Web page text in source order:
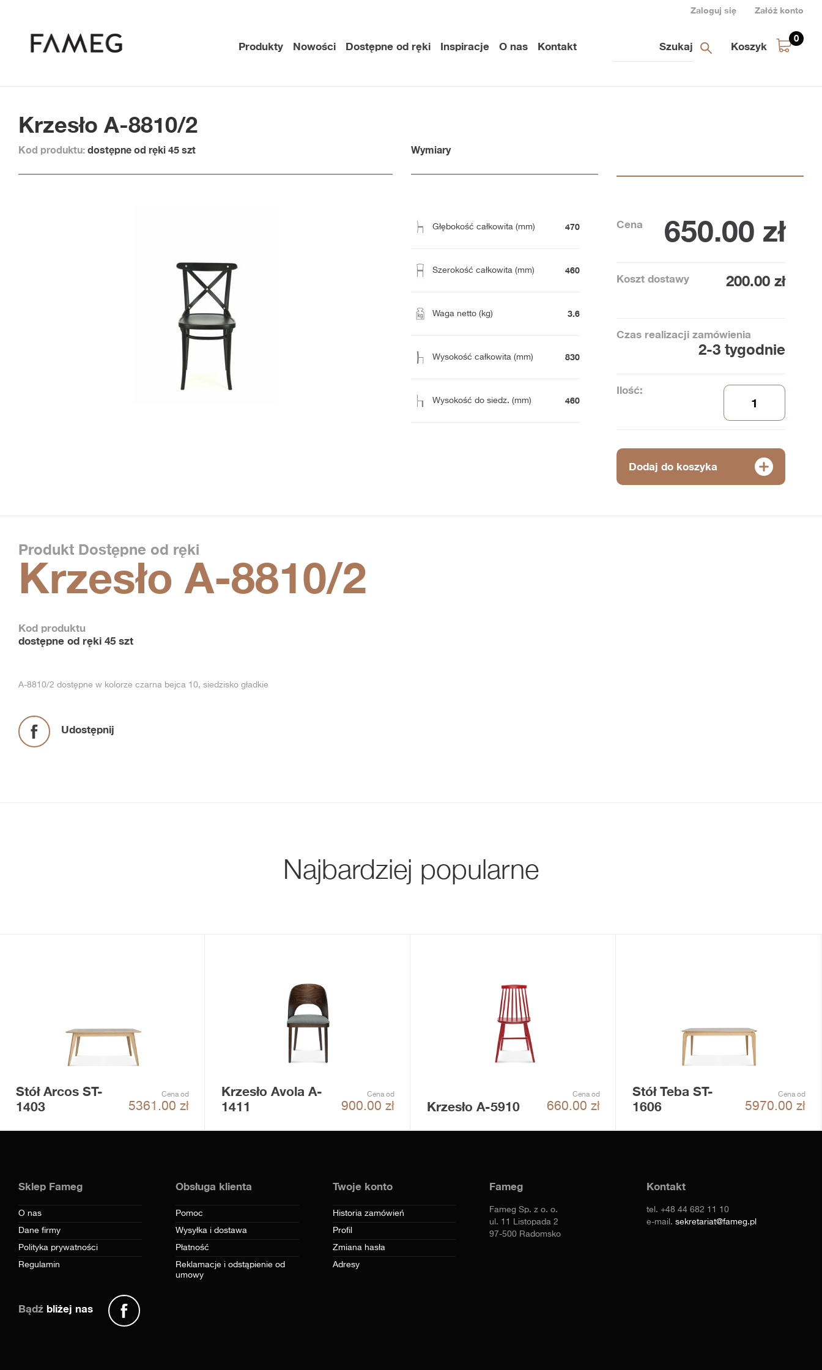
Zaloguj się Załóż konto
Produkty Nowości Dostępne od ręki Inspiracje O nas Kontakt Koszyk
0
Krzesło A-8810/2
Kod produktu: dostępne od ręki 45 szt Wymiary
Głębokość całkowita (mm) 470
Szerokość całkowita (mm) 460
Waga netto (kg) 3.6
Wysokość całkowita (mm) 830
Wysokość do siedz. (mm) 460
Cena 650.00 zł
Koszt dostawy 200.00 zł
Czas realizacji zamówienia
2-3 tygodnie
Ilość:
Dodaj do koszyka
Produkt Dostępne od ręki
Krzesło A-8810/2
Kod produktu
dostępne od ręki 45 szt
A-8810/2 dostępne w kolorze czarna bejca 10, siedzisko gładkie
Udostępnij
Najbardziej popularne
Stół Arcos ST-
1403
Cena od
5361.00 zł
Krzesło Avola A-
1411
Cena od
900.00 zł Krzesło A-5910
Cena od
660.00 zł
Stół Teba ST-
1606
Cena od
5970.00 zł
Sklep Fameg
O nas
Dane firmy
Polityka prywatności
Regulamin
Obsługa klienta
Pomoc
Wysyłka i dostawa
Płatność
Reklamacje i odstąpienie od
umowy
Twoje konto
Historia zamówień
Profil
Zmiana hasła
Adresy
Fameg
Fameg Sp. z o. o.
ul. 11 Listopada 2
97-500 Radomsko
Kontakt
tel.+48 44 682 11 10
e-mail.sekretariat@fameg.pl
Bądź bliżej nas